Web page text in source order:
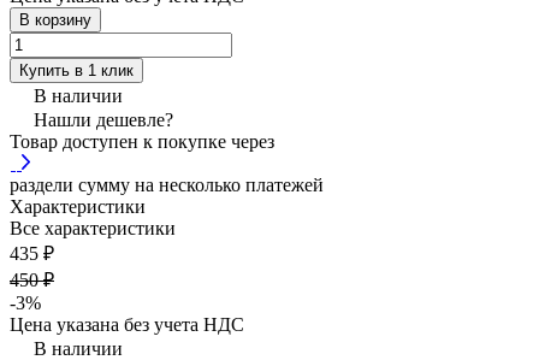
В корзину
Купить в 1 клик
В наличии
Нашли дешевле?
Товар доступен к покупке через
раздели сумму на несколько платежей
Характеристики
Все характеристики
435 ₽
450 ₽
-3%
Цена указана без учета НДС
В наличии